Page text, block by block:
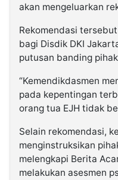
akan mengeluarkan
Rekomendasi
bagi Disdik DKI
putusan banding
“Kemendikdasmen
pada kepentingan
orang tua EJH tidak
Selain rekomendasi,
menginstruksikan
melengkapi Berita
melakukan asesmen